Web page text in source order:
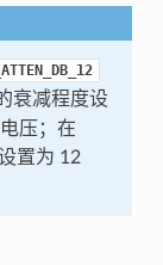
衰减程度设
压；在
置为 12